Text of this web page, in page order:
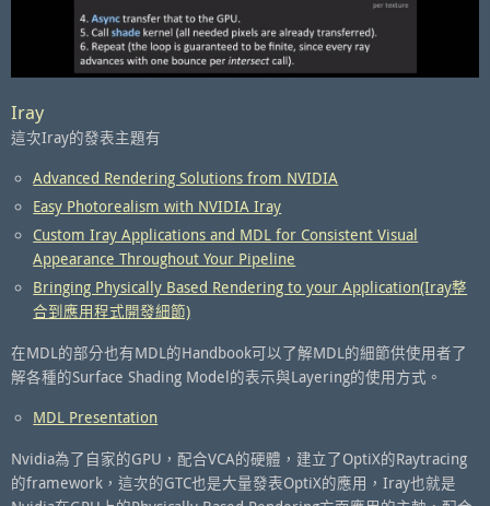
Iray
這次Iray的發表主題有
Advanced Rendering Solutions from NVIDIA
Easy Photorealism with NVIDIA Iray
Custom Iray Applications and MDL for Consistent Visual
Appearance Throughout Your Pipeline
Bringing Physically Based Rendering to your Application(Iray整
合到應用程式開發細節)
在MDL的部分也有MDL的Handbook可以了解MDL的細節供使用者了
解各種的Surface Shading Model的表示與Layering的使用方式。
MDL Presentation
Nvidia為了自家的GPU，配合VCA的硬體，建立了OptiX的Raytracing
的framework，這次的GTC也是大量發表OptiX的應用，Iray也就是